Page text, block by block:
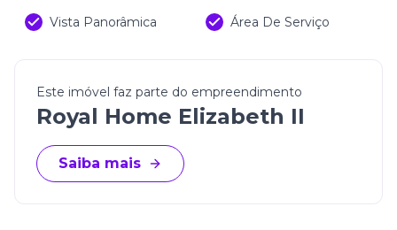
Vista Panorâmica
Área De Serviço
Este imóvel faz parte do empreendimento
Royal Home Elizabeth II
Saiba mais